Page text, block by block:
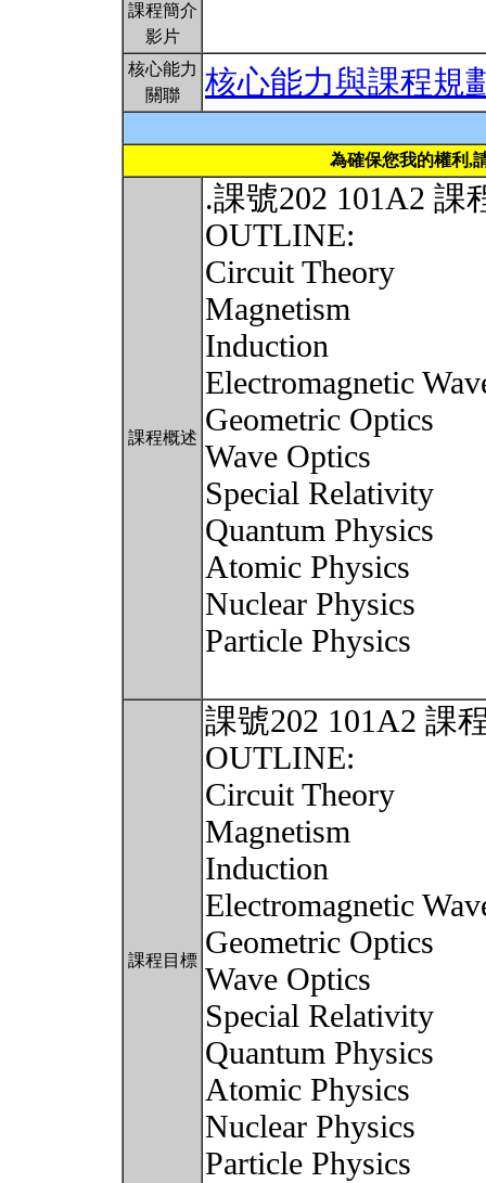
課程簡介
影片
核心能力
關聯
核心能力與課程規
為確保您我的權利,
課程概述
.課號202 101A2
OUTLINE:
Circuit Theory
Magnetism
Induction
Electromagnetic
Geometric Optics
Wave Optics
Special Relativity
Quantum Physics
Atomic Physics
Nuclear Physics
Particle Physics
課程目標
課號202 101A2 課
OUTLINE:
Circuit Theory
Magnetism
Induction
Electromagnetic
Geometric Optics
Wave Optics
Special Relativity
Quantum Physics
Atomic Physics
Nuclear Physics
Particle Physics